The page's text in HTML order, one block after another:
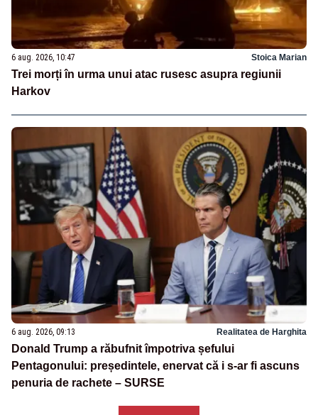
6 aug. 2026, 10:47 Stoica Marian
Trei morți în urma unui atac rusesc asupra regiunii
Harkov
6 aug. 2026, 09:13 Realitatea de Harghita
Donald Trump a răbufnit împotriva șefului
Pentagonului: președintele, enervat că i s-ar fi ascuns
penuria de rachete – SURSE